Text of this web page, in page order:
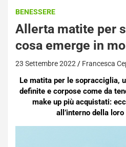
BENESSERE
Allerta matite per
cosa emerge in
23 Settembre 2022 Francesca
Le matita per le sopracciglia,
definite e corpose come da
make up più acquistati:
all’interno della